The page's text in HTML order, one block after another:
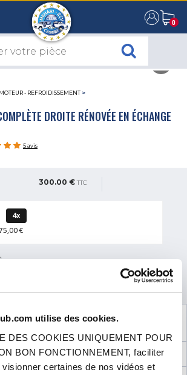
utilise des cookies.
DES COOKIES UNIQUEMENT POUR
BON FONCTIONNEMENT, faciliter
certaines de nos vidéos et
0
0
MOTEUR - REFROIDISSEMENT >
DROITE RÉNOVÉE EN ÉCHANGE
5 avis
300.00 € TTC
4x
€